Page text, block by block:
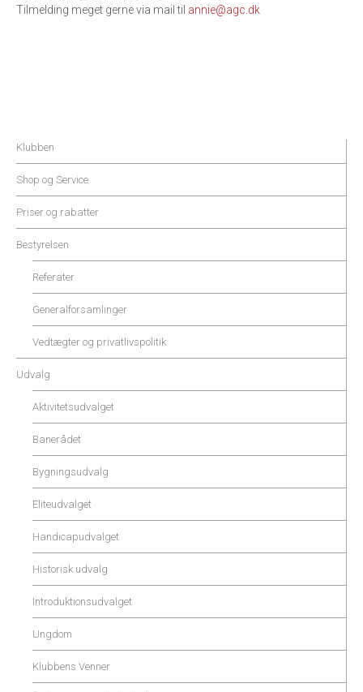
Tilmelding meget gerne via mail til annie@agc.dk
Klubben
Shop og Service
Priser og rabatter
Bestyrelsen
Referater
Generalforsamlinger
Vedtægter og privatlivspolitik
Udvalg
Aktivitetsudvalget
Banerådet
Bygningsudvalg
Eliteudvalget
Handicapudvalget
Historisk udvalg
Introduktionsudvalget
Ungdom
Klubbens Venner